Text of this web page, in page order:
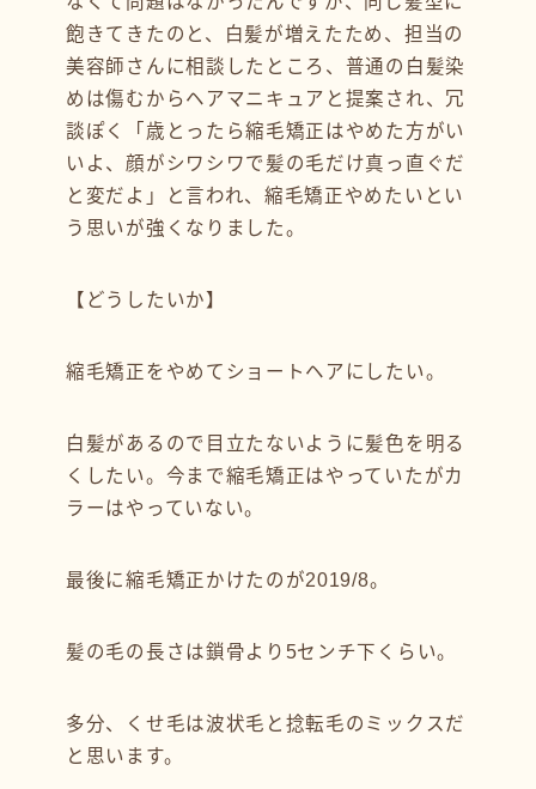
飽きてきたのと、白髪が増えたため、担当の
美容師さんに相談したところ、普通の白髪染
めは傷むからヘアマニキュアと提案され、冗
談ぽく「歳とったら縮毛矯正はやめた方がい
いよ、顔がシワシワで髪の毛だけ真っ直ぐだ
と変だよ」と言われ、縮毛矯正やめたいとい
う思いが強くなりました。
【どうしたいか】
縮毛矯正をやめてショートヘアにしたい。
白髪があるので目立たないように髪色を明る
くしたい。今まで縮毛矯正はやっていたがカ
ラーはやっていない。
最後に縮毛矯正かけたのが2019/8。
髪の毛の長さは鎖骨より5センチ下くらい。
多分、くせ毛は波状毛と捻転毛のミックスだ
と思います。